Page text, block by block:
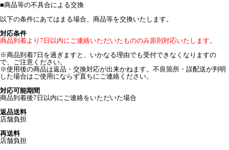
■商品等の不具合による交換
以下の条件にあてはまる場合、商品等を交換いたします。
対応条件
商品到着より7日以内にご連絡いただいたもののみ原則対応いたします。
※商品到着7日を過ぎますと、いかなる理由でも受付できなくなりますの
で、ご注意ください。
※使用後の商品は返品・交換対応が出来かねます。不良箇所・誤配送が判明
した場合はご使用にならず直ちにご連絡ください。
対応可能期間
商品到着後7日以内にご連絡をいただいた場合
返品送料
店舗負担
再送料
店舗負担